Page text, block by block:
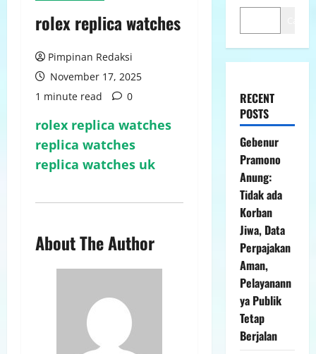
rolex replica watches
Pimpinan Redaksi
November 17, 2025
1 minute read
0
rolex replica watches
replica watches
replica watches uk
About The Author
RECENT
POSTS
Gebenur
Pramono
Anung:
Tidak ada
Korban
Jiwa, Data
Perpajakan
Aman,
Pelayanann
ya Publik
Tetap
Berjalan